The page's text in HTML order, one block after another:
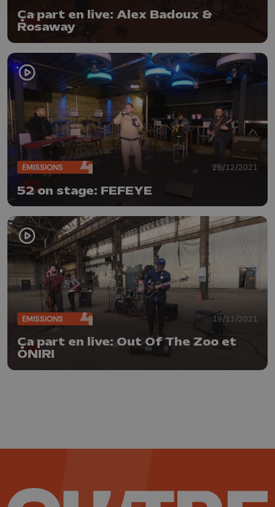
Ça part en live: Alex Badoux &
Rosaway
ÉMISSIONS 26/12/2021
52 on stage: FEFEYE
ÉMISSIONS 19/11/2021
Ça part en live: Out Of The Zoo et
ONIRI